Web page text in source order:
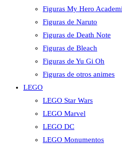
Figuras My Hero
Figuras de Naruto
Figuras de Death Note
Figuras de Bleach
Figuras de Yu Gi Oh
Figuras de otros animes
LEGO
LEGO Star Wars
LEGO Marvel
LEGO DC
LEGO Monumentos